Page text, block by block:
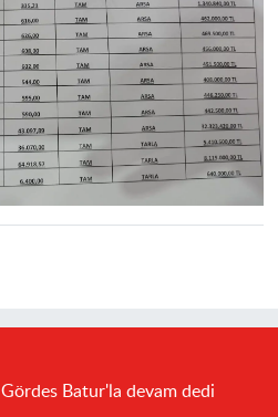
Gördes Batur'la devam dedi